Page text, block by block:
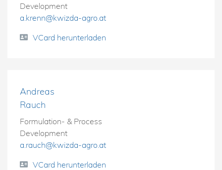
Development
a.krenn@kwizda-agro.at
VCard herunterladen
Andreas
Rauch
Formulation- & Process
Development
a.rauch@kwizda-agro.at
VCard herunterladen